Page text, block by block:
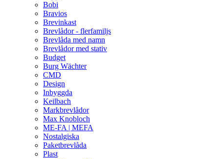
Bobi
Bravios
Brevinkast
Brevlådor - flerfamiljs
Brevlåda med namn
Brevlådor med stativ
Budget
Burg Wächter
CMD
Design
Inbyggda
Keilbach
Markbrevlådor
Max Knobloch
ME-FA | MEFA
Nostalgiska
Paketbrevlåda
Plast